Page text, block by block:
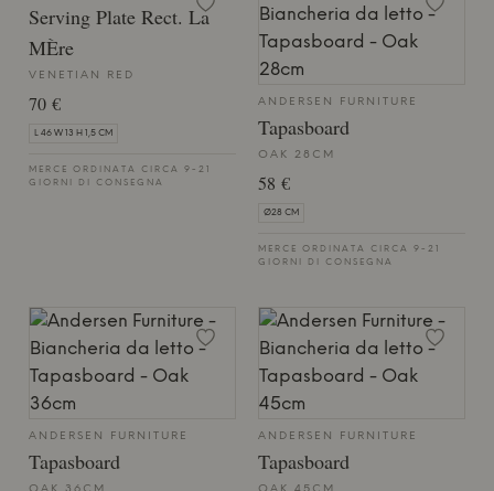
Serving Plate Rect. La
MÈre
VENETIAN RED
70 €
L 46 W 13 H 1,5 CM
MERCE ORDINATA CIRCA 9-21
GIORNI DI CONSEGNA
ANDERSEN FURNITURE
Tapasboard
OAK 28CM
58 €
Ø28 CM
MERCE ORDINATA CIRCA 9-21
GIORNI DI CONSEGNA
ANDERSEN FURNITURE
Tapasboard
ANDERSEN FURNITURE
Tapasboard